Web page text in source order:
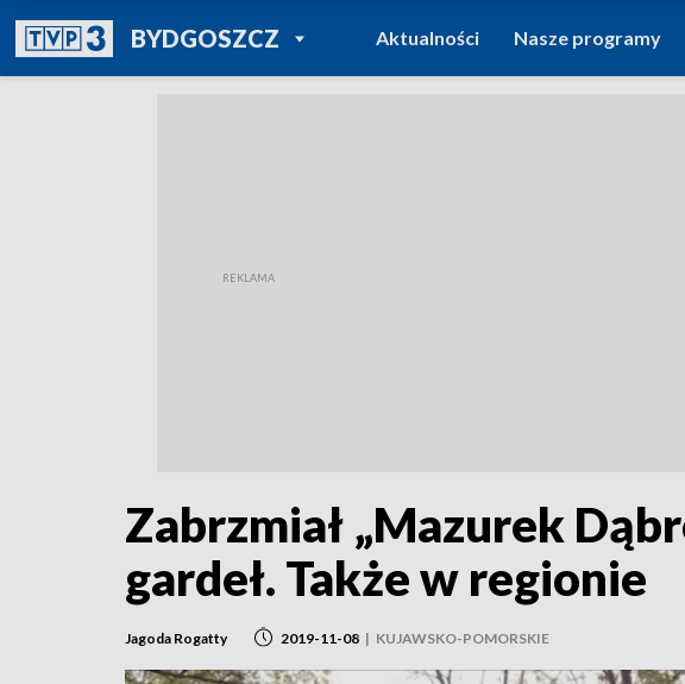
BYDGOSZCZPOWRÓT DO
TVP REGIONY
Aktualności Nasze programy
Zabrzmiał „Mazurek
gardeł. Także w regionie
Jagoda Rogatty 2019-11-08 | KUJAWSKO-POMORSKIE